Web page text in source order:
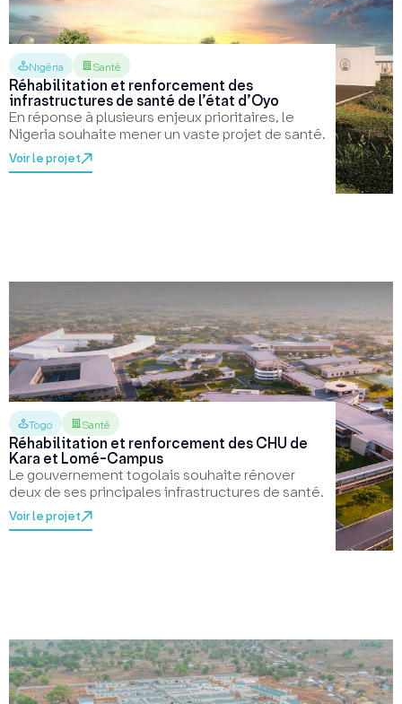
Nigéria Santé
Réhabilitation et renforcement des
infrastructures de santé de l’état d’Oyo
En réponse à plusieurs enjeux prioritaires, le
Nigeria souhaite mener un vaste projet de santé.
Voir le projet
Togo Santé
Réhabilitation et renforcement des CHU de
Kara et Lomé-Campus
Le gouvernement togolais souhaite rénover
deux de ses principales infrastructures de santé.
Voir le projet